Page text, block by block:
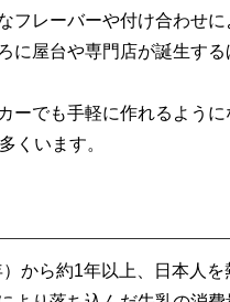
フレーバーや付け合わせ
に屋台や専門店が誕生する
ーでも手軽に作れるよう
くいます。
から約1年以上、日本人